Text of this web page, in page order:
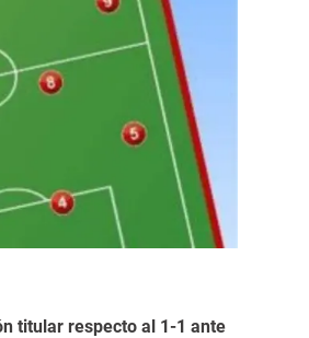
titular respecto al 1-1 ante